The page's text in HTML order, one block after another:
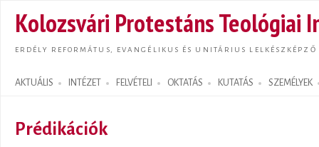
Kolozsvári Protestáns Teológiai
ERDÉLY REFORMÁTUS, EVANGÉLIKUS ÉS UNITÁRIUS LELKÉSZKÉPZŐ
AKTUÁLIS INTÉZET FELVÉTELI OKTATÁS KUTATÁS SZEMÉLYEK
Search form
Prédikációk